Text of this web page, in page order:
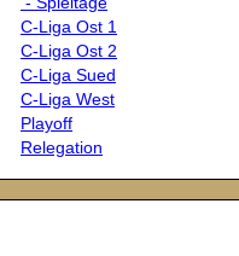
C-Liga Ost 1
C-Liga Ost 2
C-Liga Sued
C-Liga West
Playoff
Relegation